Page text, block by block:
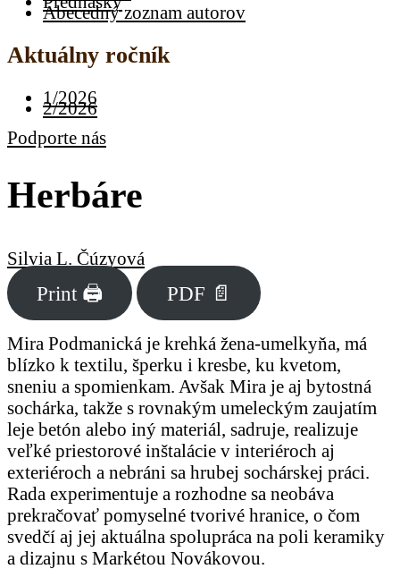
Abecedný zoznam autorov
Aktuálny ročník
1/2026
2/2026
Podporte nás
Herbáre
Silvia L. Čúzyová
Print 🖨 PDF 📄
Mira Podmanická je krehká žena-umelkyňa, má
blízko k textilu, šperku i kresbe, ku kvetom,
sneniu a spomienkam. Avšak Mira je aj bytostná
sochárka, takže s rovnakým umeleckým zaujatím
leje betón alebo iný materiál, sadruje, realizuje
veľké priestorové inštalácie v interiéroch aj
exteriéroch a nebráni sa hrubej sochárskej práci.
Rada experimentuje a rozhodne sa neobáva
prekračovať pomyselné tvorivé hranice, o čom
svedčí aj jej aktuálna spolupráca na poli keramiky
a dizajnu s Markétou Novákovou.